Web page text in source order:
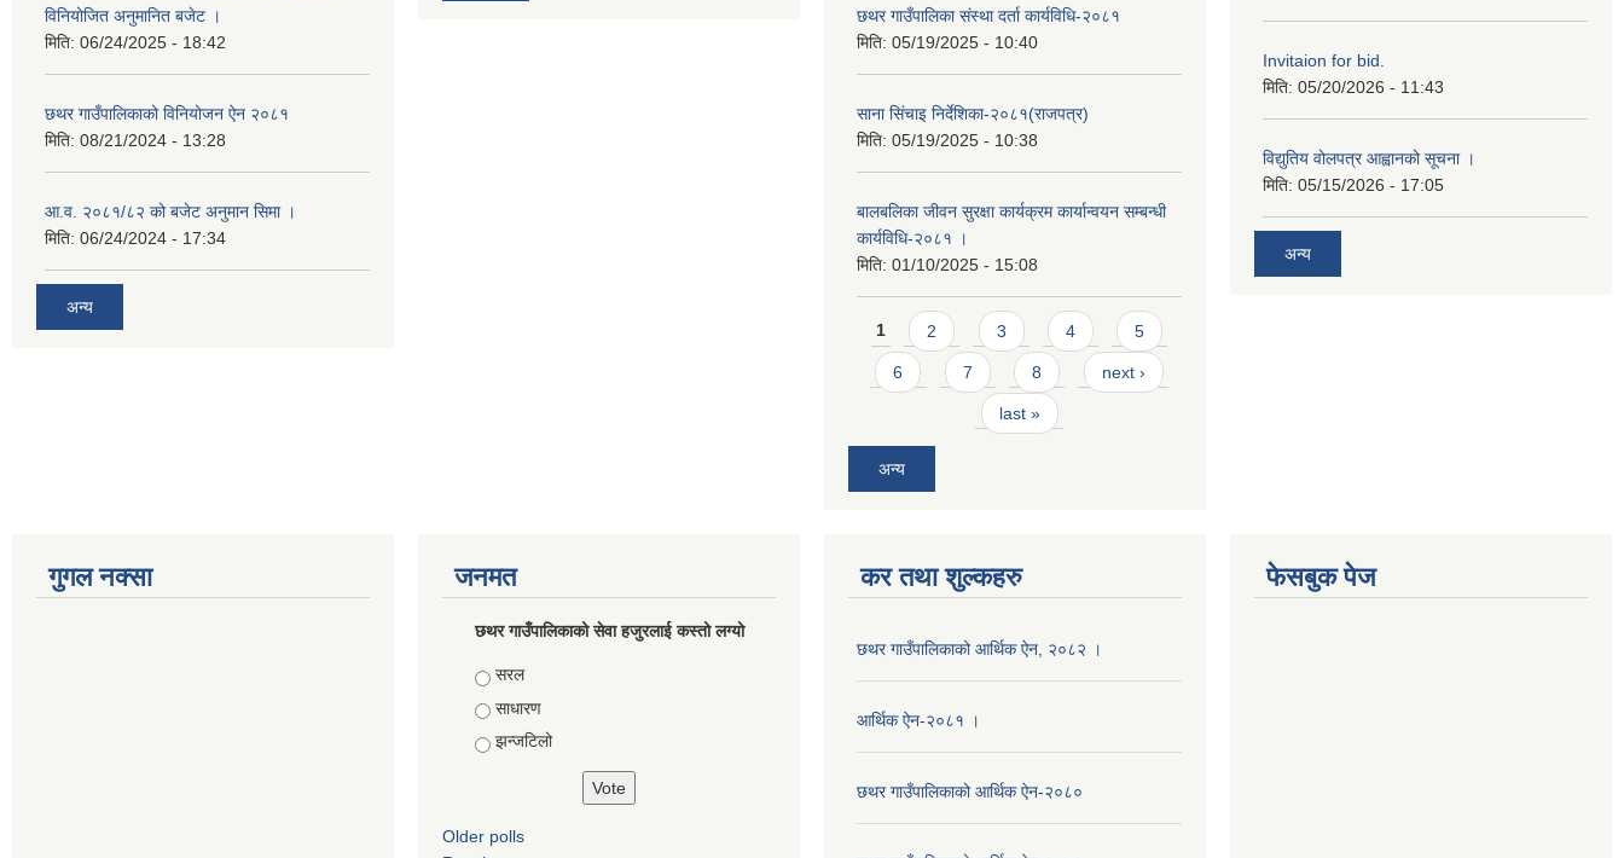
विनियोजित अनुमानित बजेट ।
मिति: 06/24/2025 - 18:42
छथर गाउँपालिकाको विनियोजन ऐन २०८१
मिति: 08/21/2024 - 13:28
आ.व. २०८१/८२ को बजेट अनुमान सिमा ।
मिति: 06/24/2024 - 17:34
अन्य
छथर गाउँपालिका संस्था दर्ता कार्यविधि-२०८१
मिति: 05/19/2025 - 10:40
साना सिंचाइ निर्देशिका-२०८१(राजपत्र)
मिति: 05/19/2025 - 10:38
बालबलिका जीवन सुरक्षा कार्यक्रम कार्यान्वयन सम्बन्धी
कार्यविधि-२०८१ ।
मिति: 01/10/2025 - 15:08
Pages
1 2 3 4 5
6 7 8 next ›
last »
अन्य
Invitaion for bid.
मिति: 05/20/2026 - 11:43
विद्युतिय वोलपत्र आह्वानको सूचना ।
मिति: 05/15/2026 - 17:05
अन्य
गुगल नक्सा जनमत
छथर गाउँपालिकाको सेवा हजुरलाई कस्तो लग्यो
Choices
सरल
साधारण
झन्जटिलो
Older polls
कर तथा शुल्कहरु
छथर गाउँपालिकाको आर्थिक ऐन, २०८२ ।
आर्थिक ऐन-२०८१ ।
छथर गाउँपालिकाको आर्थिक ऐन-२०८०
फेसबुक पेज